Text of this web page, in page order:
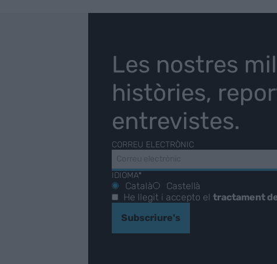
Les nostres
històries,
entrevistes.
CORREU ELECTRÒNIC
IDIOMA*
Català
Castellà
He llegit i accepto el tractament
Subscriure's